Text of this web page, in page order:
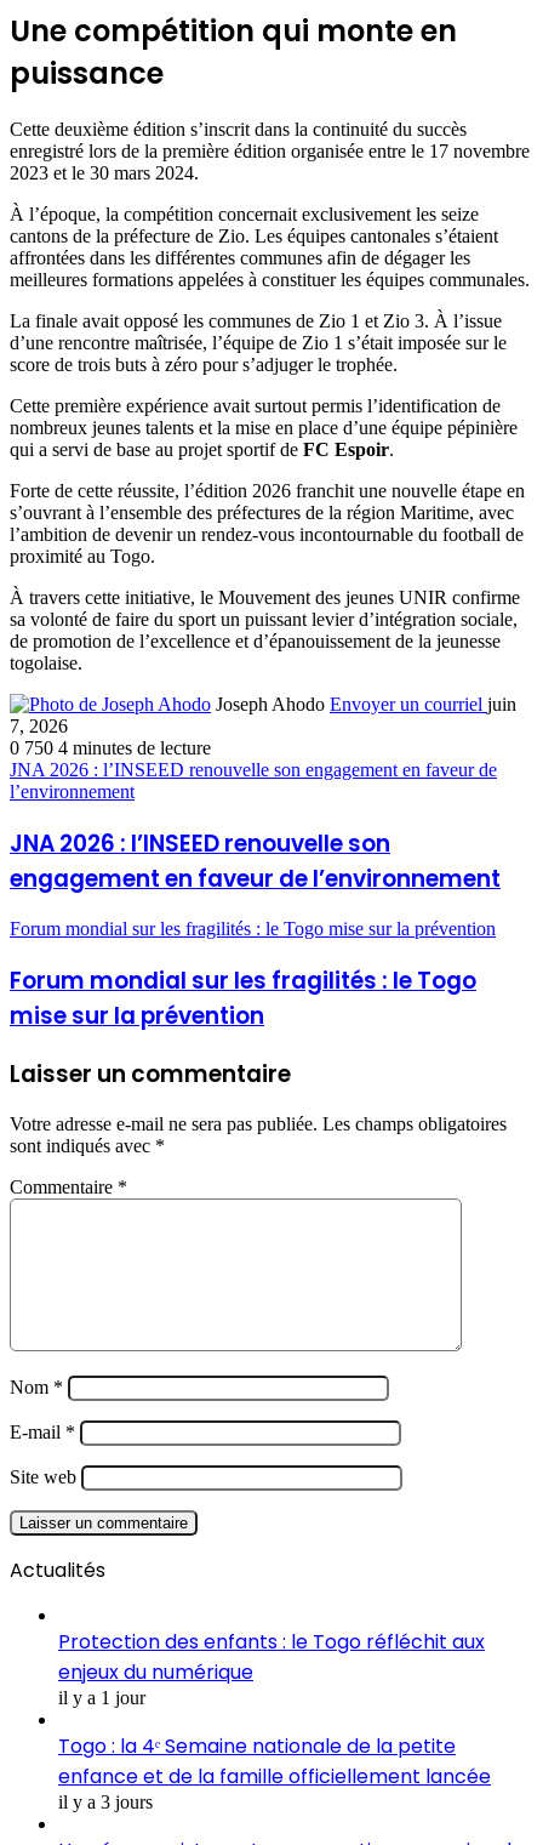
Une compétition qui monte en
puissance
Cette deuxième édition s’inscrit dans la continuité du succès
enregistré lors de la première édition organisée entre le 17 novembre
2023 et le 30 mars 2024.
À l’époque, la compétition concernait exclusivement les seize
cantons de la préfecture de Zio. Les équipes cantonales s’étaient
affrontées dans les différentes communes afin de dégager les
meilleures formations appelées à constituer les équipes communales.
La finale avait opposé les communes de Zio 1 et Zio 3. À l’issue
d’une rencontre maîtrisée, l’équipe de Zio 1 s’était imposée sur le
score de trois buts à zéro pour s’adjuger le trophée.
Cette première expérience avait surtout permis l’identification de
nombreux jeunes talents et la mise en place d’une équipe pépinière
qui a servi de base au projet sportif de FC Espoir.
Forte de cette réussite, l’édition 2026 franchit une nouvelle étape en
s’ouvrant à l’ensemble des préfectures de la région Maritime, avec
l’ambition de devenir un rendez-vous incontournable du football de
proximité au Togo.
À travers cette initiative, le Mouvement des jeunes UNIR confirme
sa volonté de faire du sport un puissant levier d’intégration sociale,
de promotion de l’excellence et d’épanouissement de la jeunesse
togolaise.
Joseph Ahodo Envoyer un courriel juin
7, 2026
0 750 4 minutes de lecture
JNA 2026 : l’INSEED renouvelle son engagement en faveur de
l’environnement
JNA 2026 : l’INSEED renouvelle son
engagement en faveur de l’environnement
Forum mondial sur les fragilités : le Togo mise sur la prévention
Forum mondial sur les fragilités : le Togo
mise sur la prévention
Laisser un commentaire
Votre adresse e-mail ne sera pas publiée. Les champs obligatoires
sont indiqués avec *
Commentaire *
Nom *
E-mail *
Site web
Actualités
Protection des enfants : le Togo réfléchit aux
enjeux du numérique
il y a 1 jour
Togo : la 4ᵉ Semaine nationale de la petite
enfance et de la famille officiellement lancée
il y a 3 jours